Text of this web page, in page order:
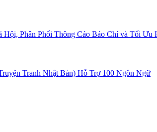
Phân Phối Thông Cáo Báo Chí và Tối
Tranh Nhật Bản) Hỗ Trợ 100 Ngôn Ngữ